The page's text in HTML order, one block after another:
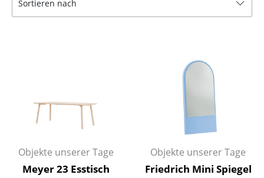
Konferenztische
Kindertische
Sortieren nach
Objekte unserer Tage
Meyer 23 Esstisch
Objekte unserer Tage
Friedrich Mini Spiegel